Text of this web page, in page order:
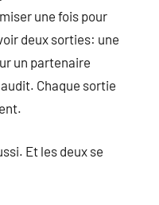
une fois pour
deux sorties: une
un partenaire
Chaque sortie
Et les deux se